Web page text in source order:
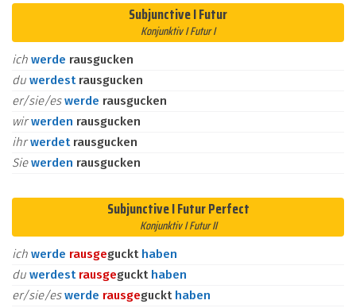
Subjunctive I Futur
Konjunktiv I Futur I
ich werde rausgucken
du werdest rausgucken
er/sie/eswerde rausgucken
wirwerden rausgucken
ihrwerdet rausgucken
Siewerden rausgucken
Subjunctive I Futur Perfect
Konjunktiv I Futur II
ich werde rausgeguckt haben
du werdest rausgeguckt haben
er/sie/eswerde rausgeguckt haben